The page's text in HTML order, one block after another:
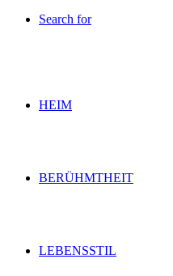
Search for
HEIM
BERÜHMTHEIT
LEBENSSTIL